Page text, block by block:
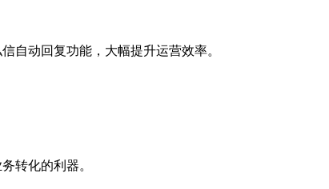
自动回复功能，大幅提升运营效率。
转化的利器。